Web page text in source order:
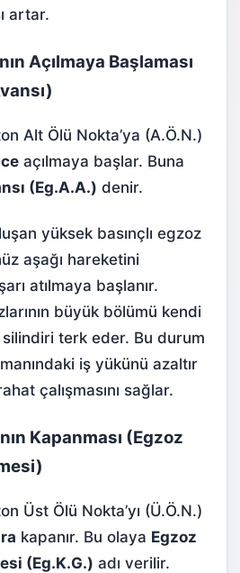
artar.
Açılmaya Başlaması
Alt Ölü Nokta’ya (A.Ö.N.)
açılmaya başlar. Buna
(Eg.A.A.) denir.
yüksek basınçlı egzoz
aşağı hareketini
atılmaya başlanır.
büyük bölümü kendi
silindiri terk eder. Bu durum
iş yükünü azaltır
çalışmasını sağlar.
Kapanması (Egzoz
Üst Ölü Nokta’yı (Ü.Ö.N.)
kapanır. Bu olaya Egzoz
(Eg.K.G.) adı verilir.